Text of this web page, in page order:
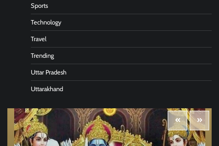
Sports
Technology
Travel
Trending
Uttar Pradesh
Uttarakhand